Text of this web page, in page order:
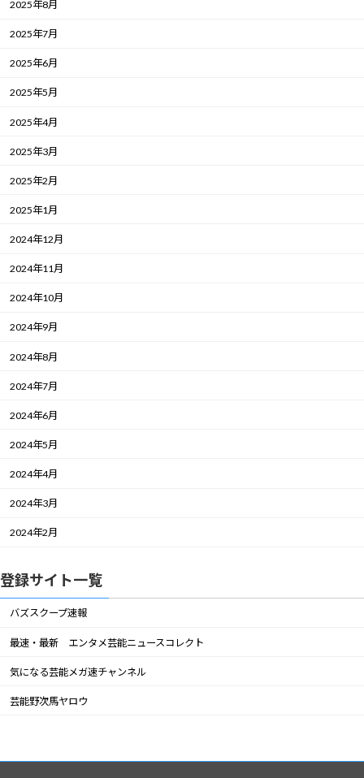
2025年8月
2025年7月
2025年6月
2025年5月
2025年4月
2025年3月
2025年2月
2025年1月
2024年12月
2024年11月
2024年10月
2024年9月
2024年8月
2024年7月
2024年6月
2024年5月
2024年4月
2024年3月
2024年2月
登録サイト一覧
バズスクープ速報
最速・最新 エンタメ芸能ニュースコレクト
気になる芸能メガ速チャンネル
芸能野次馬ヤロウ